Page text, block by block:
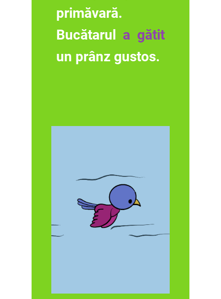
primăvară.
Bucătarul a gătit
un prânz gustos.